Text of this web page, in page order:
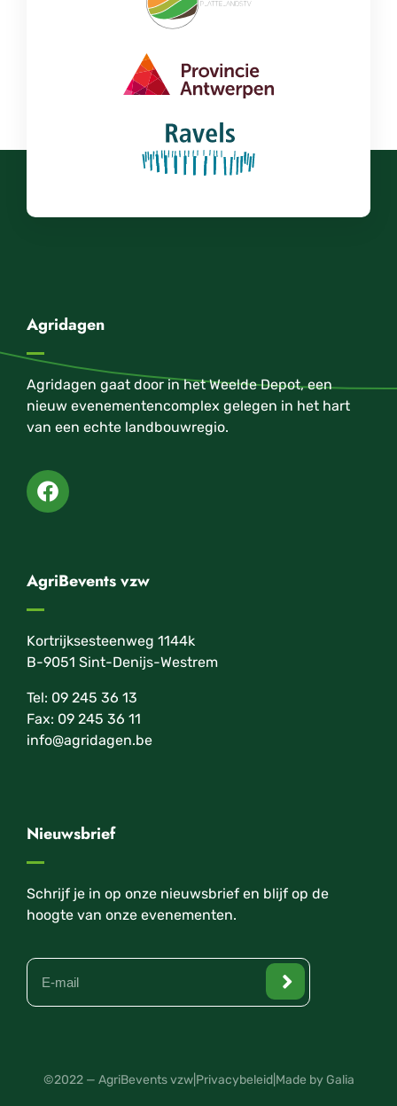
Agridagen
Agridagen gaat door in het Weelde Depot, een
nieuw evenementencomplex gelegen in het hart
van een echte landbouwregio.
AgriBevents vzw
Kortrijksesteenweg 1144k
B-9051 Sint-Denijs-Westrem
Tel: 09 245 36 13
Fax: 09 245 36 11
info@agridagen.be
Nieuwsbrief
Schrijf je in op onze nieuwsbrief en blijf op de
hoogte van onze evenementen.
©2022 — AgriBevents vzw| Privacybeleid| Made by Galia